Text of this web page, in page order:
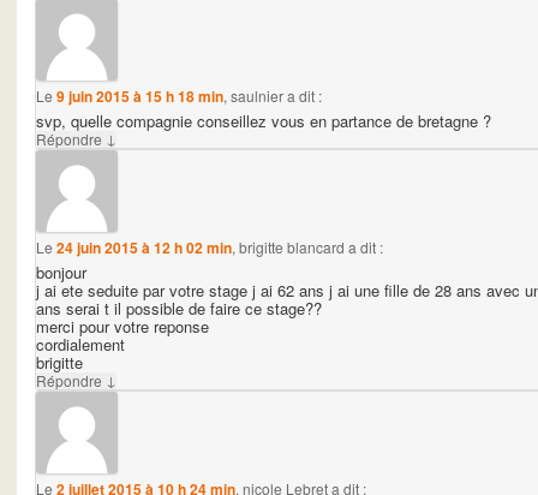
Le 9 juin 2015 à 15 h 18 min, saulniera dit :
svp, quelle compagnie conseillez vous en partance de bretagne ?
Répondre ↓
Le 24 juin 2015 à 12 h 02 min, brigitte blancard a dit :
bonjour
j ai ete seduite par votre stage j ai 62 ans j ai une fille de 28 ans avec
ans serai t il possible de faire ce stage??
merci pour votre reponse
cordialement
brigitte
Répondre ↓
Le 2 juillet 2015 à 10 h 24 min, nicole Lebreta dit :